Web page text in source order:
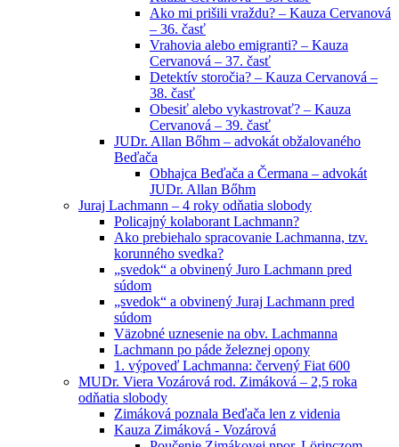
Ako mi prišili vraždu? – Kauza Cervanová
– 36. časť
Vrahovia alebo emigranti? – Kauza
Cervanová – 37. časť
Detektív storočia? – Kauza Cervanová –
38. časť
Obesiť alebo vykastrovať? – Kauza
Cervanová – 39. časť
JUDr. Allan Bőhm – advokát obžalovaného
Beďača
Obhajca Beďača a Čermana – advokát
JUDr. Allan Bőhm
Juraj Lachmann – 4 roky odňatia slobody
Policajný kolaborant Lachmann?
Ako prebiehalo spracovanie Lachmanna, tzv.
korunného svedka?
„svedok“ a obvinený Juro Lachmann pred
súdom
„svedok“ a obvinený Juraj Lachmann pred
súdom
Väzobné uznesenie na obv. Lachmanna
Lachmann po páde železnej opony
1. výpoveď Lachmanna: červený Fiat 600
MUDr. Viera Vozárová rod. Zimáková – 2,5 roka
odňatia slobody
Zimáková poznala Beďača len z videnia
Kauza Zimáková - Vozárová